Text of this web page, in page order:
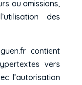
ou omissions,
des
contient
vers
l’autorisation